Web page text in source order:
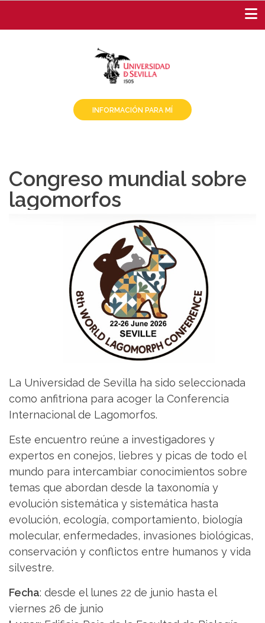
contenido
INFORMACIÓN PARA MÍ
Congreso mundial sobre
lagomorfos
La Universidad de Sevilla ha sido seleccionada
como anfitriona para acoger la Conferencia
Internacional de Lagomorfos.
Este encuentro reúne a investigadores y
expertos en conejos, liebres y picas de todo el
mundo para intercambiar conocimientos sobre
temas que abordan desde la taxonomía y
evolución sistemática y sistemática hasta
evolución, ecología, comportamiento, biología
molecular, enfermedades, invasiones biológicas,
conservación y conflictos entre humanos y vida
silvestre.
Fecha: desde el lunes 22 de junio hasta el
viernes 26 de junio